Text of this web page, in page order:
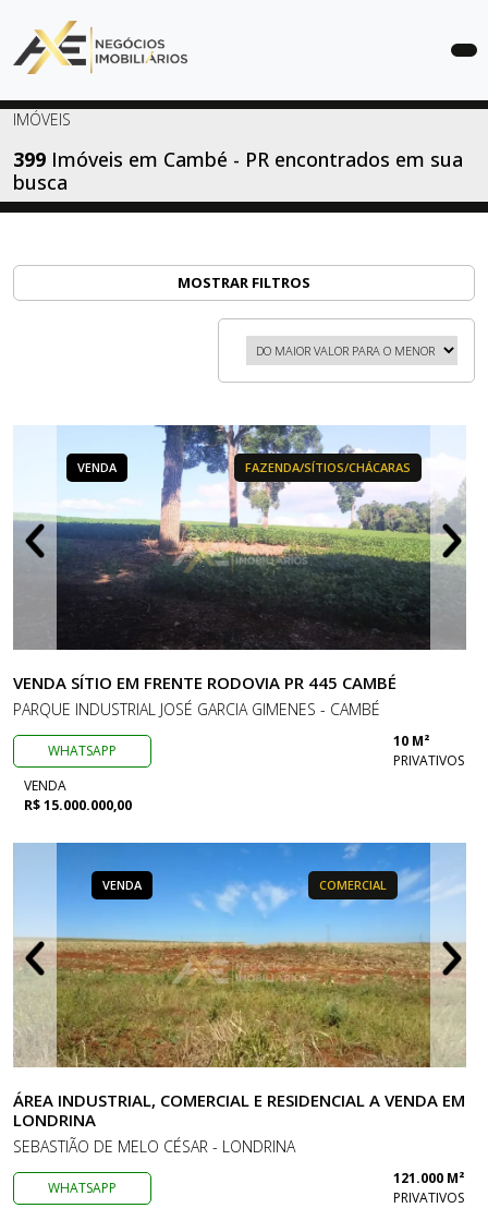
COMPRAR
LANÇAMENTOS
ANUNCIE
IMÓVEIS
399 Imóveis em Cambé - PR encontrados em sua
busca
MOSTRAR FILTROS
VENDA FAZENDA/SÍTIOS/CHÁCARAS
VENDA SÍTIO EM FRENTE RODOVIA PR 445 CAMBÉ
PARQUE INDUSTRIAL JOSÉ GARCIA GIMENES - CAMBÉ
WHATSAPP
10 M²
PRIVATIVOS
VENDA
R$ 15.000.000,00
VENDA COMERCIAL
ÁREA INDUSTRIAL, COMERCIAL E RESIDENCIAL A VENDA EM
LONDRINA
SEBASTIÃO DE MELO CÉSAR - LONDRINA
WHATSAPP
121.000 M²
PRIVATIVOS